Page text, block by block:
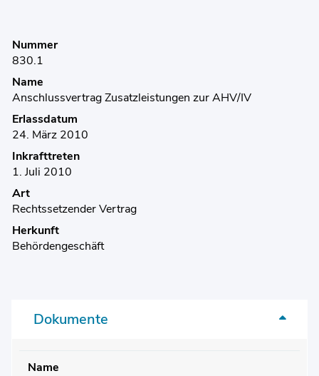
Nummer
830.1
Name
Anschlussvertrag Zusatzleistungen zur AHV/IV
Erlassdatum
24. März 2010
Inkrafttreten
1. Juli 2010
Art
Rechtssetzender Vertrag
Herkunft
Behördengeschäft
Dokumente
Name